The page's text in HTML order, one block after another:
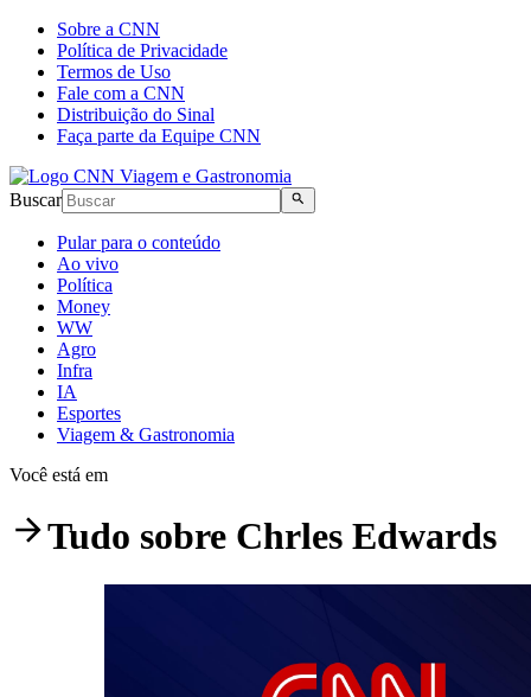
Sobre a CNN
Política de Privacidade
Termos de Uso
Fale com a CNN
Distribuição do Sinal
Faça parte da Equipe CNN
Buscar
Pular para o conteúdo
Ao vivo
Política
Money
WW
Agro
Infra
IA
Esportes
Viagem & Gastronomia
Você está em
Tudo sobre Chrles Edwards